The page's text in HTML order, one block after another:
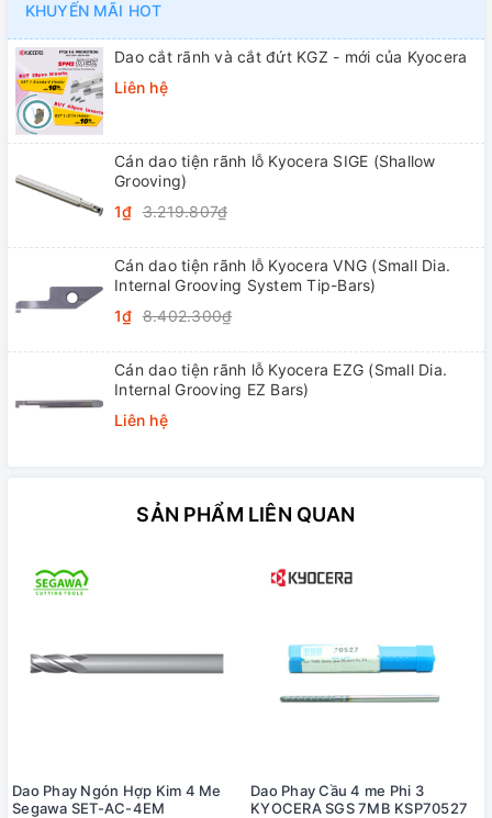
KHUYẾN MÃI HOT
Dao cắt rãnh và cắt đứt KGZ - mới của Kyocera
Liên hệ
Cán dao tiện rãnh lỗ Kyocera SIGE (Shallow
Grooving)
1₫ 3.219.807₫
Cán dao tiện rãnh lỗ Kyocera VNG (Small Dia.
Internal Grooving System Tip-Bars)
1₫ 8.402.300₫
Cán dao tiện rãnh lỗ Kyocera EZG (Small Dia.
Internal Grooving EZ Bars)
Liên hệ
SẢN PHẨM LIÊN QUAN
Dao Phay Ngón Hợp Kim 4 Me
Segawa SET-AC-4EM
Dao Phay Cầu 4 me Phi 3
KYOCERA SGS 7MB KSP70527